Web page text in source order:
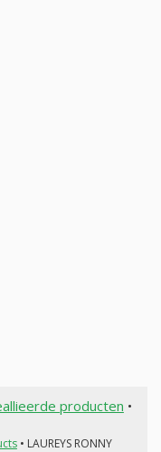
producten •
• LAUREYS RONNY